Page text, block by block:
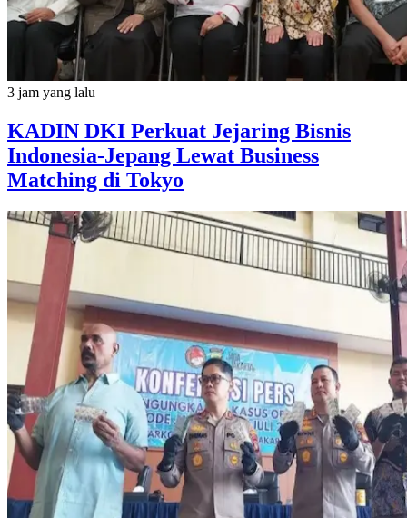
3 jam yang lalu
KADIN DKI Perkuat Jejaring Bisnis
Indonesia-Jepang Lewat Business
Matching di Tokyo